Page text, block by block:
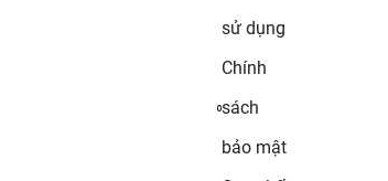
sử dụng
Chính
sách
bảo mật